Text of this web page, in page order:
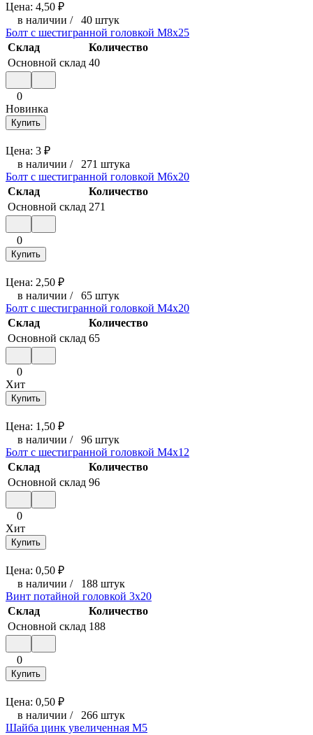
Цена: 4,50 ₽
в наличии / 40 штук
Болт с шестигранной головкой М8х25
Склад
Количество
Основной склад 40
0
Новинка
Купить
Цена: 3 ₽
в наличии / 271 штука
Болт с шестигранной головкой М6x20
Склад
Количество
Основной склад 271
0
Купить
Цена: 2,50 ₽
в наличии / 65 штук
Болт с шестигранной головкой М4x20
Склад
Количество
Основной склад 65
0
Хит
Купить
Цена: 1,50 ₽
в наличии / 96 штук
Болт с шестигранной головкой М4x12
Склад
Количество
Основной склад 96
0
Хит
Купить
Цена: 0,50 ₽
в наличии / 188 штук
Винт потайной головкой 3x20
Склад
Количество
Основной склад 188
0
Купить
Цена: 0,50 ₽
в наличии / 266 штук
Шайба цинк увеличенная М5